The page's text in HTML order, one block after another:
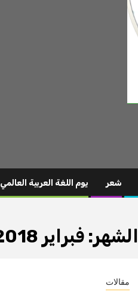
شعر يوم اللغة العربية العالمي 18 كانون الأول
الشهر: فبراير 2018
مقالات